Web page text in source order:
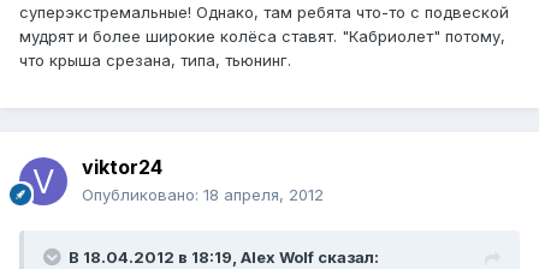
суперэкстремальные! Однако, там ребята что-то с подвеской
мудрят и более широкие колёса ставят. "Кабриолет" потому,
что крыша срезана, типа, тьюнинг.
viktor24
Опубликовано: 18 апреля, 2012
В 18.04.2012 в 18:19, Alex Wolf сказал: